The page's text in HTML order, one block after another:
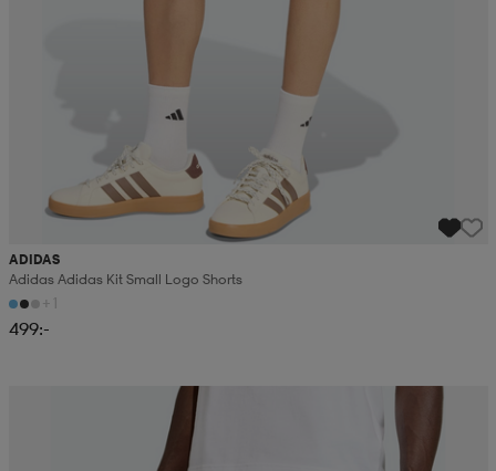
ADIDAS
Adidas Adidas Kit Small Logo Shorts
+1
499:-